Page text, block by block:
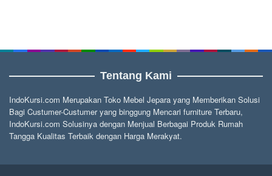
Tentang Kami
IndoKursi.com Merupakan Toko Mebel Jepara yang Memberikan Solusi
Bagi Custumer-Custumer yang binggung Mencari furniture Terbaru,
IndoKursi.com Solusinya dengan Menjual Berbagai Produk Rumah
Tangga Kualitas Terbaik dengan Harga Merakyat.